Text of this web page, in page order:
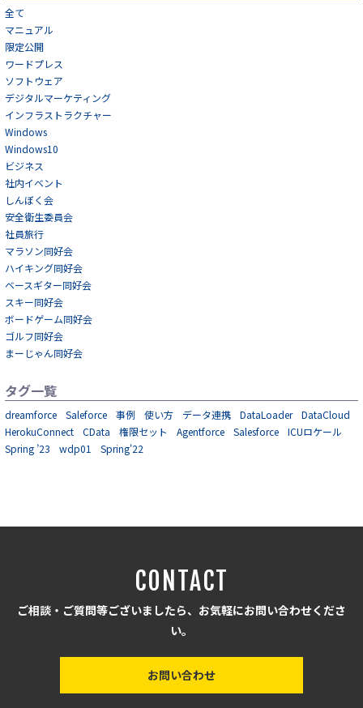
全て
マニュアル
限定公開
ワードプレス
ソフトウェア
デジタルマーケティング
インフラストラクチャー
Windows
Windows10
ビジネス
社内イベント
しんぼく会
安全衛生委員会
社員旅行
マラソン同好会
ハイキング同好会
ベースギター同好会
スキー同好会
ボードゲーム同好会
ゴルフ同好会
まーじゃん同好会
タグ一覧
dreamforce Saleforce 事例 使い方 データ連携 DataLoader
DataCloud
HerokuConnect
CData 権限セット Agentforce Salesforce
ICUロケール
Spring ’23
wdp01 Spring'22
CONTACT
ご相談・ご質問等ございましたら、お気軽にお問い合わせくださ
い。
お問い合わせ